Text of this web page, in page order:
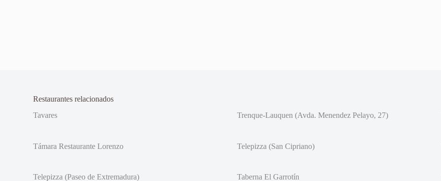
Restaurantes relacionados
Tavares
Trenque-Lauquen (Avda. Menendez Pelayo, 27)
Támara Restaurante Lorenzo Telepizza (San Cipriano)
Telepizza (Paseo de Extremadura) Taberna El Garrotín